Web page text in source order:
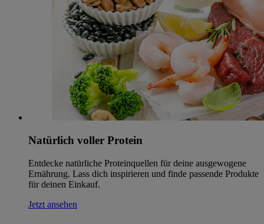
Natürlich voller Protein
Entdecke natürliche Proteinquellen für deine ausgewogene
Ernährung. Lass dich inspirieren und finde passende Produkte
für deinen Einkauf.
Jetzt ansehen